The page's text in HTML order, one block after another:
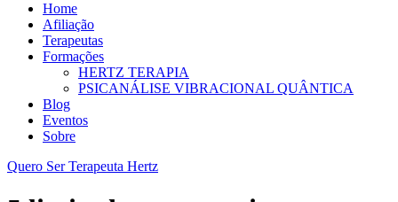
Home
Afiliação
Terapeutas
Formações
HERTZ TERAPIA
PSICANÁLISE VIBRACIONAL QUÂNTICA
Blog
Eventos
Sobre
Quero Ser Terapeuta Hertz